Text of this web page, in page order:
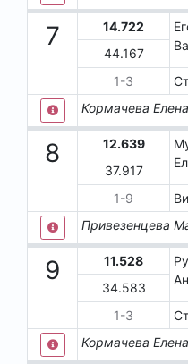
7 14.722
44.167
1-3
Кормачева
8 12.639
37.917
1-9
Привезенцева
9 11.528
34.583
1-3
Кормачева